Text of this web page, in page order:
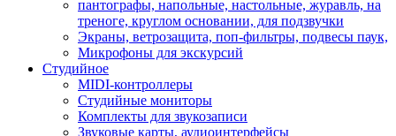
пантографы, напольные, настольные, журавль, на
треноге, круглом основании, для подзвучки
Экраны, ветрозащита, поп-фильтры, подвесы паук,
Микрофоны для экскурсий
Студийное
MIDI-контроллеры
Студийные мониторы
Комплекты для звукозаписи
Звуковые карты, аудиоинтерфейсы